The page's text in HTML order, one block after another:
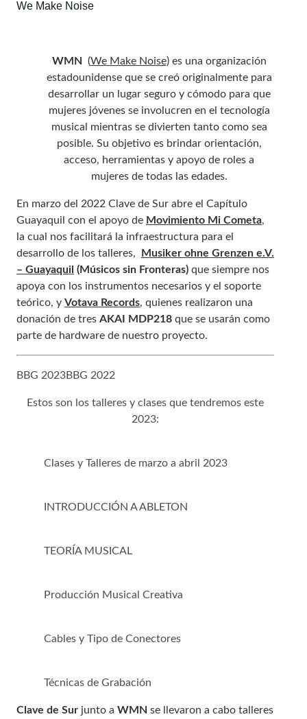
We Make Noise
WMN (We Make Noise) es una organización
estadounidense que se creó originalmente para
desarrollar un lugar seguro y cómodo para que
mujeres jóvenes se involucren en el tecnología
musical mientras se divierten tanto como sea
posible. Su objetivo es brindar orientación,
acceso, herramientas y apoyo de roles a
mujeres de todas las edades.
En marzo del 2022 Clave de Sur abre el Capítulo
Guayaquil con el apoyo de Movimiento Mi Cometa,
la cual nos facilitará la infraestructura para el
desarrollo de los talleres,
Musiker ohne Grenzen e.V.
– Guayaquil (Músicos sin Fronteras) que siempre nos
apoya con los instrumentos necesarios y el soporte
teórico, y Votava Records, quienes realizaron una
donación de tres AKAI MDP218 que se usarán como
parte de hardware de nuestro proyecto.
BBG 2023BBG 2022
Estos son los talleres y clases que tendremos este
2023:
Clases y Talleres de marzo a abril 2023
INTRODUCCIÓN A ABLETON
TEORÍA MUSICAL
Producción Musical Creativa
Cables y Tipo de Conectores
Técnicas de Grabación
Clave de Sur junto a WMN se llevaron a cabo talleres